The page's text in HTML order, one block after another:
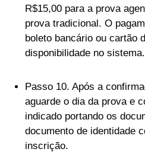
R$15,00 para a prova
prova tradicional. O
boleto bancário ou cartão
disponibilidade no sistema.
Passo 10. Após a
aguarde o dia da prova e
indicado portando os
documento de identidade
inscrição.